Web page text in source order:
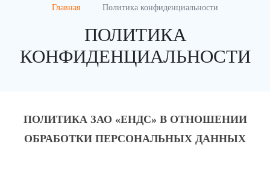
Главная Политика конфиденциальности
ПОЛИТИКА
КОНФИДЕНЦИАЛЬНОСТИ
ПОЛИТИКА ЗАО «ЕНДС» В ОТНОШЕНИИ
ОБРАБОТКИ ПЕРСОНАЛЬНЫХ ДАННЫХ